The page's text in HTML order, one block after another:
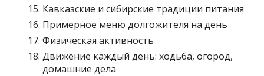
Кавказские и сибирские традиции питания
Примерное меню долгожителя на день
Физическая активность
Движение каждый день: ходьба, огород,
домашние дела